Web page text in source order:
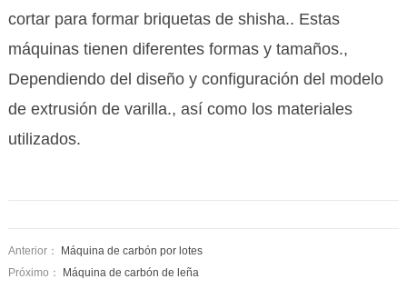
cortar para formar briquetas de shisha.. Estas
máquinas tienen diferentes formas y tamaños.,
Dependiendo del diseño y configuración del modelo
de extrusión de varilla., así como los materiales
utilizados.
Anterior：
Máquina de carbón por lotes
Próximo：
Máquina de carbón de leña